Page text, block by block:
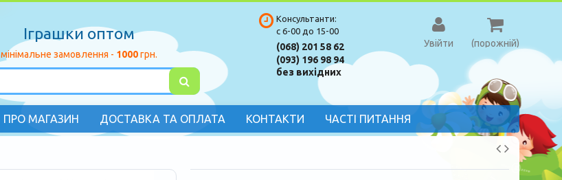
Іграшки оптом
мінімальне замовлення - 1000грн.
(порожній)
Увійти
Консультанти:
с 6-00 до 15-00
(068) 201 58 62
(093) 196 98 94
без вихідних
ПРО МАГАЗИН ДОСТАВКА ТА ОПЛАТА КОНТАКТИ ЧАСТІ ПИТАННЯ